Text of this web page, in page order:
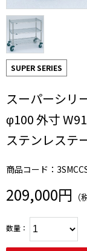
SUPER SERIES
スーパーシリ
φ100 外寸
ステンレステ
商品コード：
209,000円 （
数量：